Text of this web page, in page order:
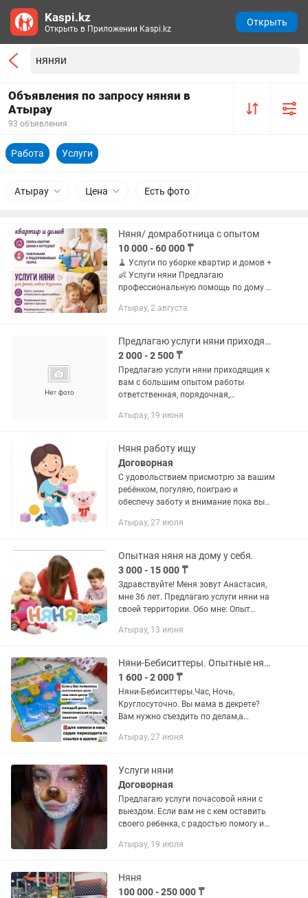
Объявления по запросу няняи в
Атырау
93 объявления
Работа Услуги
Атырау Цена Есть фото
Няня/ домработница с опытом
10 000 - 60 000 ₸
🧹 Услуги по уборке квартир и домов +
👶 Услуги няни Предлагаю
профессиональную помощь по дому и
Генеральная уборка квартир и домов.
Атырау, 2 августа
Предлагаю услуги няни приходящия к вам
2 000 - 2 500 ₸
Предлагаю услуги няни приходящия к
вам с большим опытом работы
ответственная, порядочная,
значения не имеет в неделю 4 раза на
Атырау, 19 июня
Няня работу ищу
Договорная
С удовольствием присмотрю за вашим
ребёнком, погуляю, поиграю и
обеспечу заботу и внимание пока вы
доброжелательная, пунктуальная. ✔️
Атырау, 27 июля
Опытная няня на дому у себя.
3 000 - 15 000 ₸
Здравствуйте! Меня зовут Анастасия,
мне 36 лет. Предлагаю услуги няни на
своей территории. Обо мне: Опыт
Есть свои дети/ответственная.
Атырау, 13 июня
Няни-Бебиситтеры. Опытные няни. Агентство по подбору нянь в Атырау
1 600 - 2 000 ₸
Няни-Бебиситтеры.Час, Ночь,
Круглосуточно. Вы мама в декрете?
Вам нужно съездить по делам,а
подбираем нянь на разную занятость
Атырау, 27 июня
Услуги няни
Договорная
Предлагаю услуги почасовой няни с
выездом. Если вам не с кем оставить
своего ребенка, с радостью помогу и
Добрая, ответственная, легко нахожу
Атырау, 19 июля
Няня
100 000 - 250 000 ₸
Kaspi.kz
Открыть в Приложении Kaspi.kz
Открыть